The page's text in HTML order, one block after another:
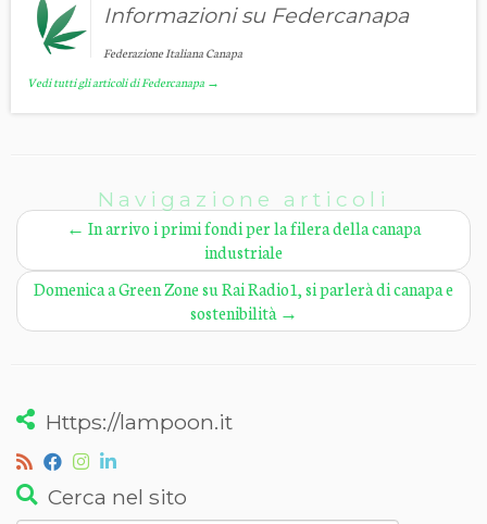
Informazioni su Federcanapa
Federazione Italiana Canapa
Vedi tutti gli articoli di Federcanapa →
Navigazione articoli
← In arrivo i primi fondi per la filera della canapa
industriale
Domenica a Green Zone su Rai Radio1, si parlerà di canapa e
sostenibilità →
Https://lampoon.it
Cerca nel sito